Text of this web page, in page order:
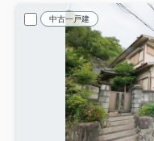
中古一戸建